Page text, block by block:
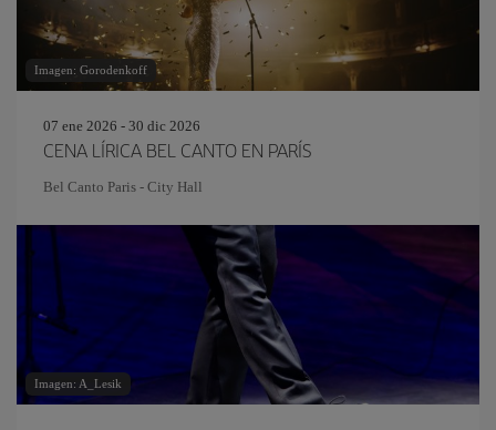
Imagen: Gorodenkoff
07 ene 2026 - 30 dic 2026
CENA LÍRICA BEL CANTO EN PARÍS
Bel Canto Paris - City Hall
Imagen: A_Lesik